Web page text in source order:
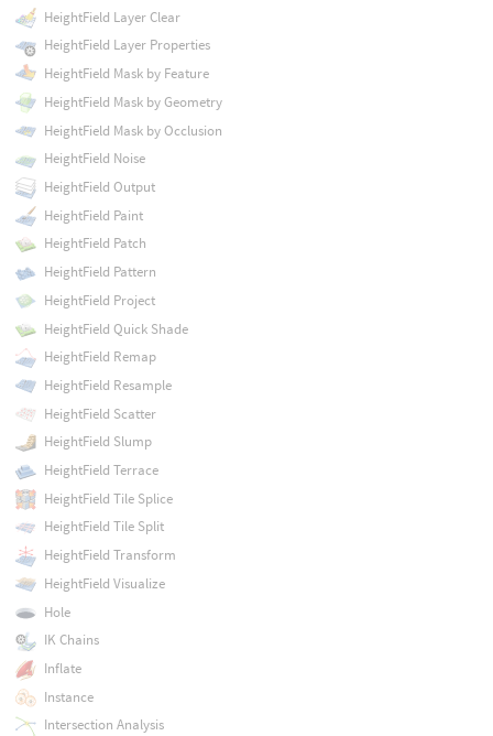
HeightField Layer Clear
HeightField Layer Properties
HeightField Mask by Feature
HeightField Mask by Geometry
HeightField Mask by Occlusion
HeightField Noise
HeightField Output
HeightField Paint
HeightField Patch
HeightField Pattern
HeightField Project
HeightField Quick Shade
HeightField Remap
HeightField Resample
HeightField Scatter
HeightField Slump
HeightField Terrace
HeightField Tile Splice
HeightField Tile Split
HeightField Transform
HeightField Visualize
Hole
IK Chains
Inflate
Instance
Intersection Analysis